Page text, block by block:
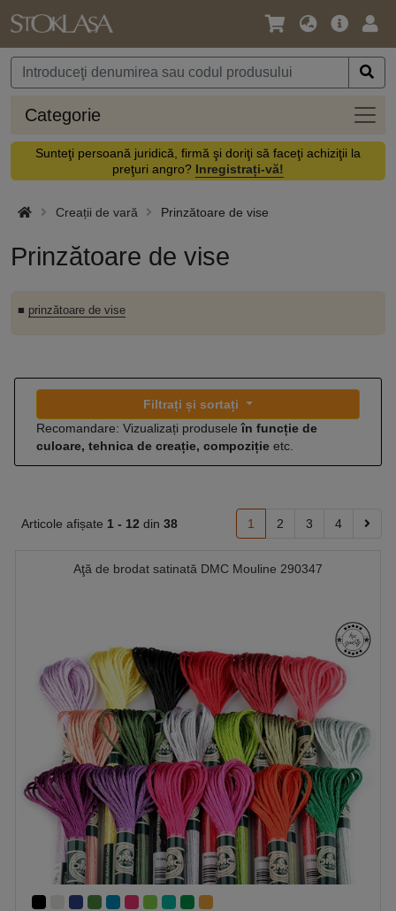
Limbă
Monedă
Meniul
Categorie
Sunteţi persoană juridică, firmă şi doriţi să faceţi achiziţii la
preţuri angro? Inregistrați-vă!
Creații de vară Prinzătoare de vise
Prinzătoare de vise
■ prinzătoare de vise
Filtrați și sortați
Recomandare: Vizualizați produseleîn funcție de
culoare, tehnica de creație, compoziție etc.
Articole afișate 1 - 12 din 38 1 2 3 4
Aţă de brodat satinată DMC Mouline 290347